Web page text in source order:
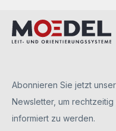
aber die schnelle und
hochleistungsfähige
angebracht. Die
sind die
Verkratzungen
abziehen (dies
Papiereinleger sind nicht
Abonnieren Sie jetzt
Newsletter, um
informiert zu werden.